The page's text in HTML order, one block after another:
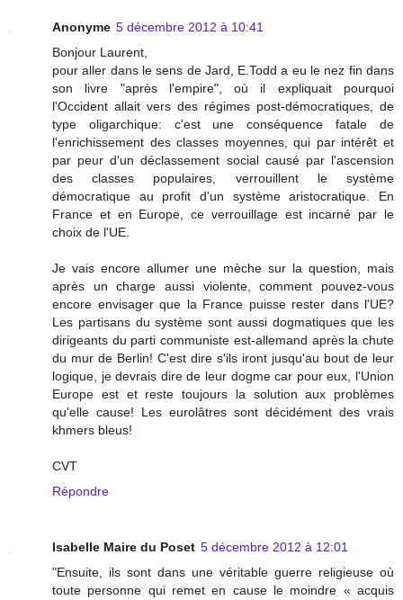
Anonyme 5 décembre 2012 à 10:41
Bonjour Laurent,
pour aller dans le sens de Jard, E.Todd a eu le nez fin dans
son livre "après l'empire", où il expliquait pourquoi
l'Occident allait vers des régimes post-démocratiques, de
type oligarchique: c'est une conséquence fatale de
l'enrichissement des classes moyennes, qui par intérêt et
par peur d'un déclassement social causé par l'ascension
des classes populaires, verrouillent le système
démocratique au profit d'un système aristocratique. En
France et en Europe, ce verrouillage est incarné par le
choix de l'UE.
Je vais encore allumer une mèche sur la question, mais
après un charge aussi violente, comment pouvez-vous
encore envisager que la France puisse rester dans l'UE?
Les partisans du système sont aussi dogmatiques que les
dirigeants du parti communiste est-allemand après la chute
du mur de Berlin! C'est dire s'ils iront jusqu'au bout de leur
logique, je devrais dire de leur dogme car pour eux, l'Union
Europe est et reste toujours la solution aux problèmes
qu'elle cause! Les eurolâtres sont décidément des vrais
khmers bleus!
CVT
Répondre
Isabelle Maire du Poset 5 décembre 2012 à 12:01
"Ensuite, ils sont dans une véritable guerre religieuse où
toute personne qui remet en cause le moindre « acquis